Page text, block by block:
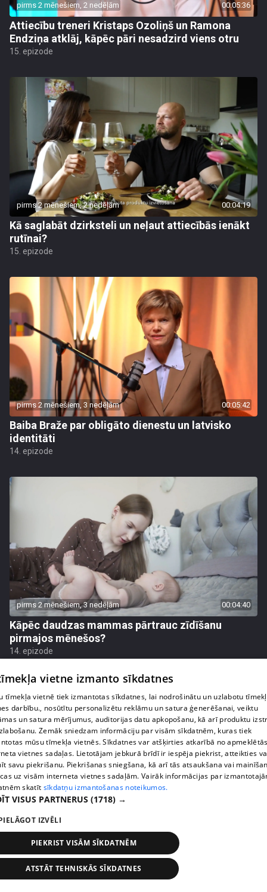
pirms 2 mēnešiem, 2 nedēļām 00:05:36
Attiecību treneri Kristaps Ozoliņš un Ramona
Endziņa atklāj, kāpēc pāri nesadzird viens otru
15. epizode
pirms 2 mēnešiem, 2 nedēļām 00:04:19
Kā saglabāt dzirksteli un neļaut attiecībās ienākt
rutīnai?
15. epizode
pirms 2 mēnešiem, 3 nedēļām 00:05:42
Baiba Braže par obligāto dienestu un latvisko
identitāti
14. epizode
pirms 2 mēnešiem, 3 nedēļām 00:04:40
Kāpēc daudzas mammas pārtrauc zīdīšanu
pirmajos mēnešos?
14. epizode
pirms 2 mēnešiem, 4 nedēļām
Vai pasaules krīzes ietekmē lēmumu par bērnu
radīšanu?
vietne izmanto sīkdatnes
tīmekļa vietnē tiek izmantotas sīkdatnes, lai nodrošinātu un uzlabotu
darbību., nosūtītu personalizētu reklāmu un satura ģenerēšanai, veiktu
un satura mērījumus, auditorijas datu apkopošanu, kā arī produktu
Zemāk sniedzam informāciju par visām sīkdatnēm, kuras tiek
mūsu tīmekļa vietnēs. Sīkdatnes var atšķirties atkarībā no
vietnes sadaļas. Lietotājam jebkurā brīdī ir iespēja piekrist, atteikties
savu piekrišanu. Piekrišanas sniegšana, kā arī tās atsaukšana vai
uz visām interneta vietnes sadaļām. Vairāk informācijas par
skatīt sīkdatņu izmantošanas noteikumos.
VISUS PARTNERUS (1718) →
IZVĒLI
PIEKRIST VISĀM SĪKDATNĒM
ATSTĀT TEHNISKĀS SĪKDATNES